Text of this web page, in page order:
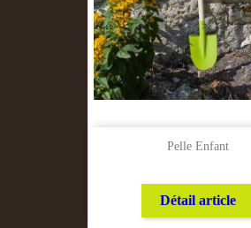
Pelle Enfant
Détail article